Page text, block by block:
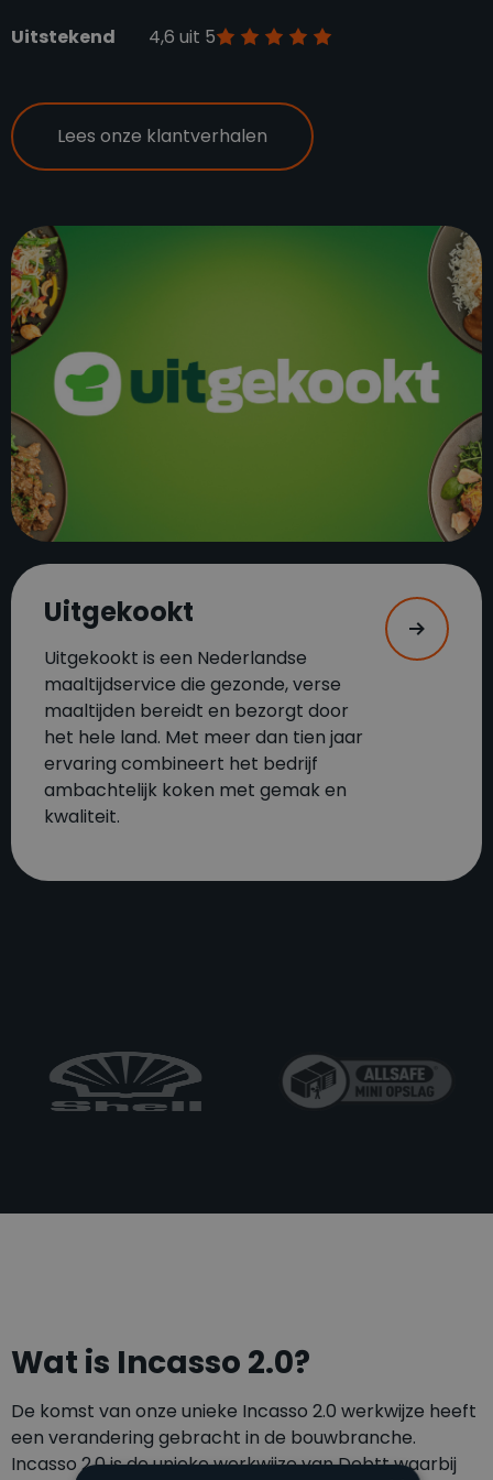
Uitstekend 4,6 uit 5
Lees onze klantverhalen
Uitgekookt
Uitgekookt is een Nederlandse
maaltijdservice die gezonde, verse
maaltijden bereidt en bezorgt door
het hele land. Met meer dan tien jaar
ervaring combineert het bedrijf
ambachtelijk koken met gemak en
kwaliteit.
Wat is Incasso 2.0?
De komst van onze unieke Incasso 2.0 werkwijze heeft
een verandering gebracht in de bouwbranche.
Incasso 2.0 is de unieke werkwijze van Debtt waarbij